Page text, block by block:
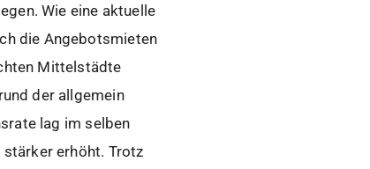
Wie eine aktuelle
die Angebotsmieten
Mittelstädte
der allgemein
lag im selben
erhöht. Trotz